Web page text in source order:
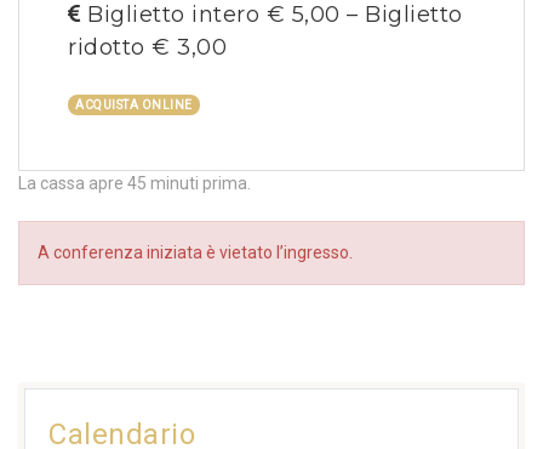
Biglietto intero € 5,00 – Biglietto
ridotto € 3,00
ACQUISTA ONLINE
La cassa apre 45 minuti prima.
A conferenza iniziata è vietato l’ingresso.
Calendario